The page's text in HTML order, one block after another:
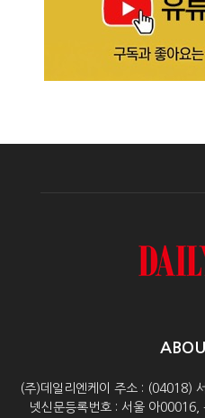
(주)데일리엔케이 주소 : (04018)
넷신문등록번호 : 서울 아